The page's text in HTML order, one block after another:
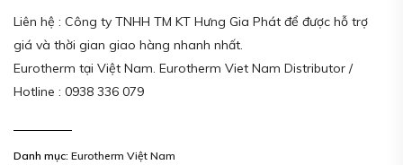
Liên hệ : Công ty TNHH TM KT Hưng Gia Phát để được hỗ trợ
giá và thời gian giao hàng nhanh nhất.
Eurotherm tại Việt Nam. Eurotherm Viet Nam Distributor /
Hotline : 0938 336 079
Danh mục: Eurotherm Việt Nam